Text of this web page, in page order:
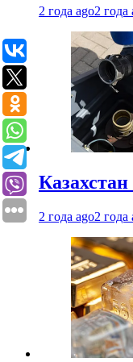
2 года ago2 года
Казахстан
2 года ago2 года